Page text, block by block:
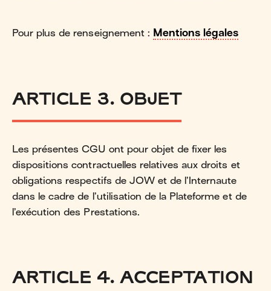
Pour plus de renseignement : Mentions légales
ARTICLE 3. OBJET
Les présentes CGU ont pour objet de fixer les
dispositions contractuelles relatives aux droits et
obligations respectifs de JOW et de l’Internaute
dans le cadre de l’utilisation de la Plateforme et de
l’exécution des Prestations.
ARTICLE 4. ACCEPTATION